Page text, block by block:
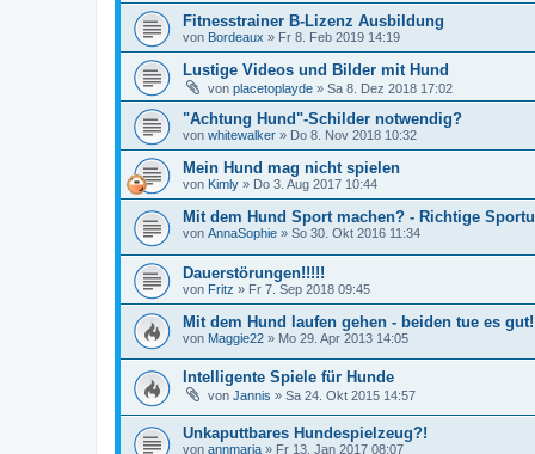
Fitnesstrainer B-Lizenz Ausbildung
von Bordeaux » Fr 8. Feb 2019 14:19
Lustige Videos und Bilder mit Hund
von placetoplayde » Sa 8. Dez 2018 17:02
"Achtung Hund"-Schilder notwendig?
von whitewalker » Do 8. Nov 2018 10:32
Mein Hund mag nicht spielen
von Kimly » Do 3. Aug 2017 10:44
Mit dem Hund Sport machen? - Richtige
von AnnaSophie » So 30. Okt 2016 11:34
Dauerstörungen!!!!!
von Fritz » Fr 7. Sep 2018 09:45
Mit dem Hund laufen gehen - beiden tue es gut!
von Maggie22 » Mo 29. Apr 2013 14:05
Intelligente Spiele für Hunde
von Jannis » Sa 24. Okt 2015 14:57
Unkaputtbares Hundespielzeug?!
von annmaria » Fr 13. Jan 2017 08:07